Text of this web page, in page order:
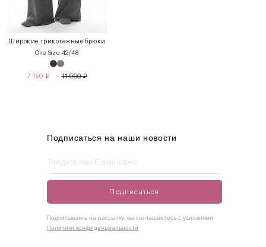
Широкие трикотажные брюки
One Size 42/48
7 190 ₽ 11 990₽
INT RUS
42-44
42-50
Как правильно себя обмерить
Подписаться на наши новости
Подписаться
Подписываясь на рассылку, вы соглашаетесь с условиями
Политики конфиденциальности